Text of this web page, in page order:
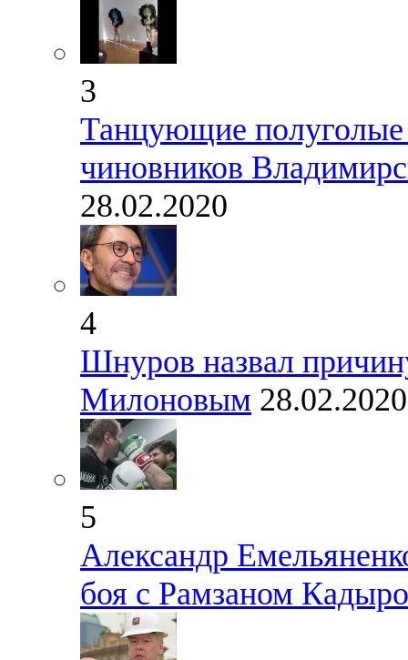
3
Танцующие полуголые
чиновников
28.02.2020
4
Шнуров назвал
Милоновым 28.02.2020
5
Александр
боя с Рамзаном